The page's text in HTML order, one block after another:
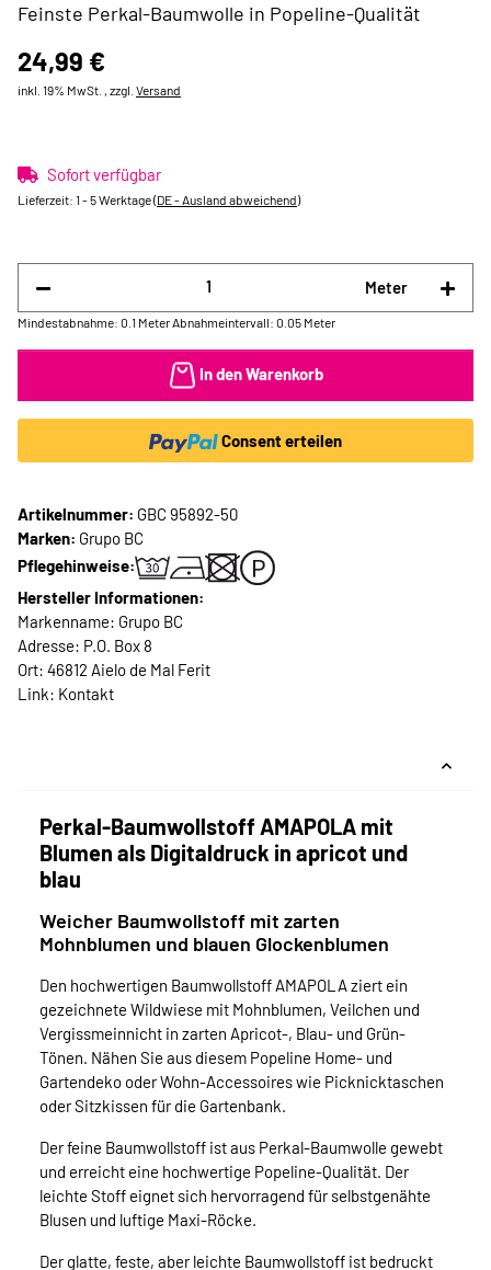
Feinste Perkal-Baumwolle in Popeline-Qualität
24,99 €
inkl. 19% MwSt. , zzgl. Versand
Sofort verfügbar
Lieferzeit: 1 - 5 Werktage(DE - Ausland abweichend)
Meter
Mindestabnahme: 0.1 Meter Abnahmeintervall: 0.05 Meter
In den Warenkorb
Consent erteilen
Artikelnummer: GBC 95892-50
Marken: Grupo BC
Pflegehinweise:
Hersteller Informationen:
Markenname: Grupo BC
Adresse: P.O. Box 8
Ort: 46812 Aielo de Mal Ferit
Link: Kontakt
Perkal-Baumwollstoff AMAPOLA mit
Blumen als Digitaldruck in apricot und
blau
Weicher Baumwollstoff mit zarten
Mohnblumen und blauen Glockenblumen
Den hochwertigen Baumwollstoff AMAPOLA ziert ein
gezeichnete Wildwiese mit Mohnblumen, Veilchen und
Vergissmeinnicht in zarten Apricot-, Blau- und Grün-
Tönen. Nähen Sie aus diesem Popeline Home- und
Gartendeko oder Wohn-Accessoires wie Picknicktaschen
oder Sitzkissen für die Gartenbank.
Der feine Baumwollstoff ist aus Perkal-Baumwolle gewebt
und erreicht eine hochwertige Popeline-Qualität. Der
leichte Stoff eignet sich hervorragend für selbstgenähte
Blusen und luftige Maxi-Röcke.
Der glatte, feste, aber leichte Baumwollstoff ist bedruckt